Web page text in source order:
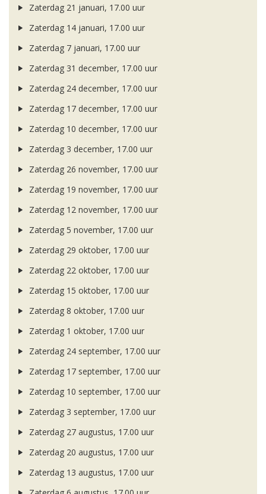
Zaterdag 21 januari, 17.00 uur
Zaterdag 14 januari, 17.00 uur
Zaterdag 7 januari, 17.00 uur
Zaterdag 31 december, 17.00 uur
Zaterdag 24 december, 17.00 uur
Zaterdag 17 december, 17.00 uur
Zaterdag 10 december, 17.00 uur
Zaterdag 3 december, 17.00 uur
Zaterdag 26 november, 17.00 uur
Zaterdag 19 november, 17.00 uur
Zaterdag 12 november, 17.00 uur
Zaterdag 5 november, 17.00 uur
Zaterdag 29 oktober, 17.00 uur
Zaterdag 22 oktober, 17.00 uur
Zaterdag 15 oktober, 17.00 uur
Zaterdag 8 oktober, 17.00 uur
Zaterdag 1 oktober, 17.00 uur
Zaterdag 24 september, 17.00 uur
Zaterdag 17 september, 17.00 uur
Zaterdag 10 september, 17.00 uur
Zaterdag 3 september, 17.00 uur
Zaterdag 27 augustus, 17.00 uur
Zaterdag 20 augustus, 17.00 uur
Zaterdag 13 augustus, 17.00 uur